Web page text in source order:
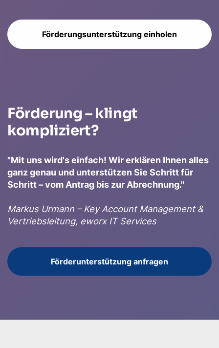
Förderungsunterstützung einholen
Förderung – klingt
kompliziert?
"Mit uns wird's einfach! Wir erklären Ihnen alles
ganz genau und unterstützen Sie Schritt für
Schritt – vom Antrag bis zur Abrechnung."
Markus Urmann – Key Account Management &
Vertriebsleitung, eworx IT Services
Förderunterstützung anfragen